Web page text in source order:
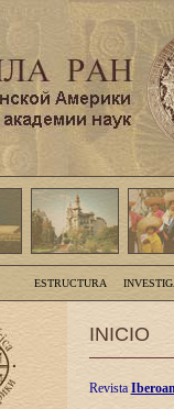
ESTRUCTURA
INICIO
Revista